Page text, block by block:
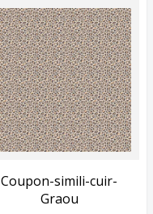
Coupon-simili-cuir-
Graou